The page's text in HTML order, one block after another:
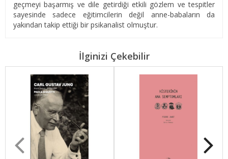
geçmeyi başarmış ve dile getirdiği etkili gözlem ve tespitler
sayesinde sadece eğitimcilerin değil anne-babaların da
yakından takip ettiği bir psikanalist olmuştur.
İlginizi Çekebilir